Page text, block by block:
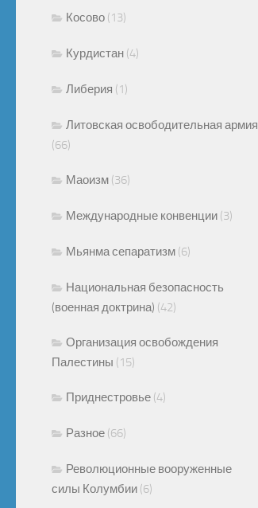
Косово (13)
Курдистан (4)
Либерия (1)
Литовская освободительная армия
(66)
Маоизм (36)
Международные конвенции (3)
Мьянма сепаратизм (6)
Национальная безопасность
(военная доктрина) (42)
Организация освобождения
Палестины (15)
Приднестровье (4)
Разное (66)
Революционные вооруженные
силы Колумбии (6)